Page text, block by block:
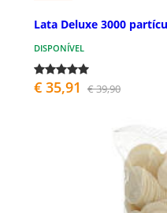
Lata Deluxe 3000
DISPONÍVEL
€ 35,91 € 39,90